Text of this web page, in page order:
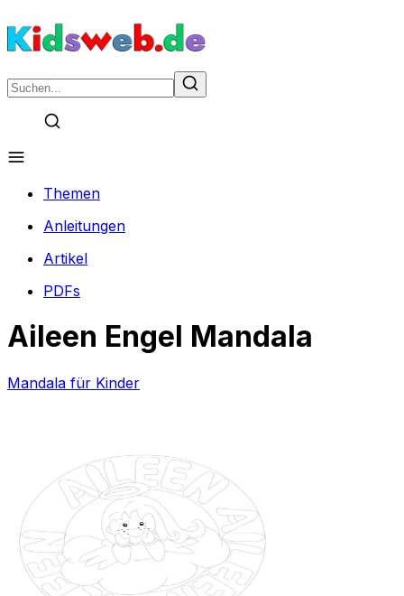
Themen
Anleitungen
Artikel
PDFs
Aileen Engel Mandala
Mandala für Kinder